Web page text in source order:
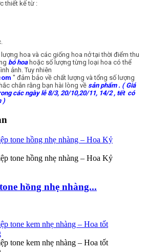
thiết kế từ :
hoa và các giống hoa nở tại thời điểm thu
bó hoahoặc số lượng từng loại hoa có thể
ảnh. Tuy nhiên
" đảm bảo về chất lượng và tổng số lượng
chắn rằng bạn hài lòng về sản phẩm. ( Giá
các ngày lễ 8/3, 20/10,20/11, 14/2 , tết có
)
hồng nhẹ nhàng...